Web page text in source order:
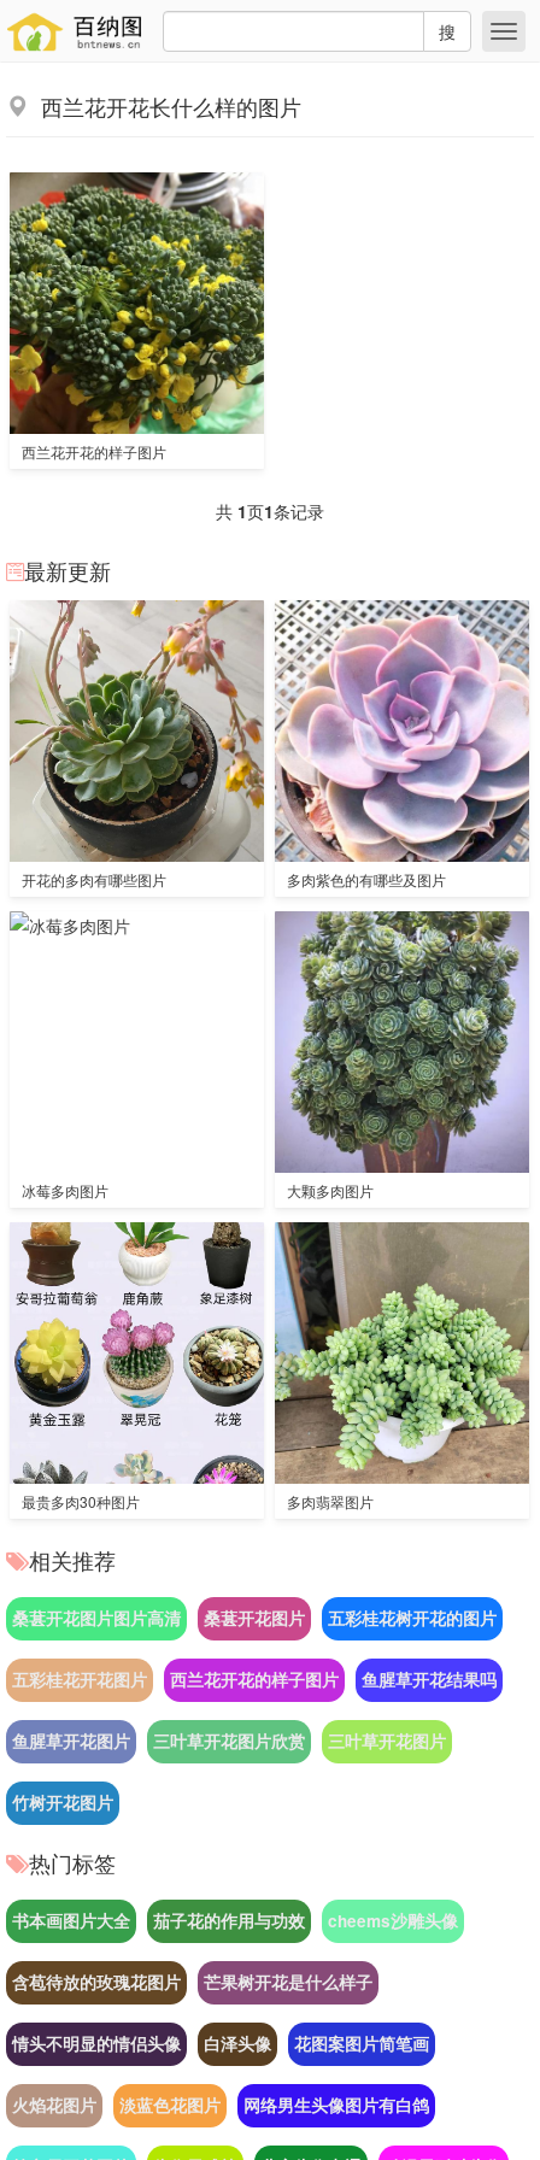
搜
西兰花开花长什么样的图片
西兰花开花的样子图片
共 1页1条记录
最新更新
开花的多肉有哪些图片 多肉紫色的有哪些及图片
冰莓多肉图片 大颗多肉图片
最贵多肉30种图片 多肉翡翠图片
相关推荐
桑葚开花图片图片高清 桑葚开花图片 五彩桂花树开花的图片
五彩桂花开花图片 西兰花开花的样子图片 鱼腥草开花结果吗
鱼腥草开花图片 三叶草开花图片欣赏 三叶草开花图片
竹树开花图片
热门标签
书本画图片大全 茄子花的作用与功效 cheems沙雕头像
含苞待放的玫瑰花图片 芒果树开花是什么样子
情头不明显的情侣头像 白泽头像 花图案图片简笔画
火焰花图片 淡蓝色花图片 网络男生头像图片有白鸽